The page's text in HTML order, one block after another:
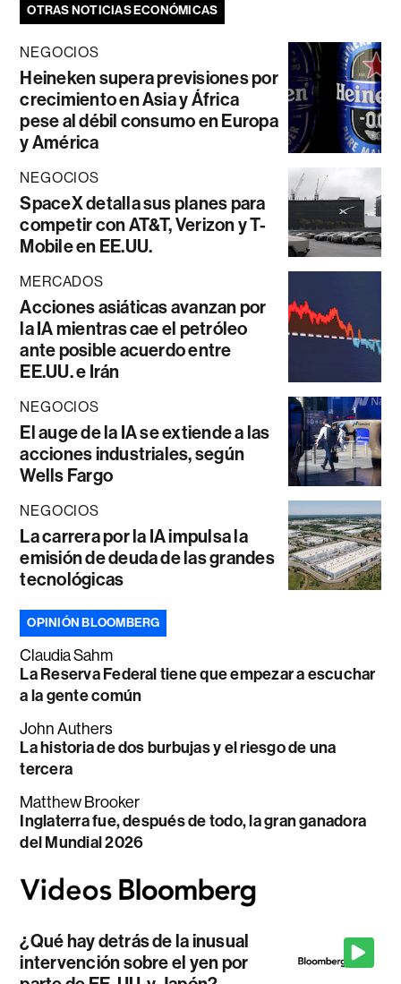
OTRAS NOTICIAS ECONÓMICAS
NEGOCIOS
Heineken supera previsiones por
crecimiento en Asia y África
pese al débil consumo en Europa
y América
NEGOCIOS
SpaceX detalla sus planes para
competir con AT&T, Verizon y T-
Mobile en EE.UU.
MERCADOS
Acciones asiáticas avanzan por
la IA mientras cae el petróleo
ante posible acuerdo entre
EE.UU. e Irán
NEGOCIOS
El auge de la IA se extiende a las
acciones industriales, según
Wells Fargo
NEGOCIOS
La carrera por la IA impulsa la
emisión de deuda de las grandes
tecnológicas
OPINIÓN BLOOMBERG
Claudia Sahm
La Reserva Federal tiene que empezar a escuchar
a la gente común
John Authers
La historia de dos burbujas y el riesgo de una
tercera
Matthew Brooker
Inglaterra fue, después de todo, la gran ganadora
del Mundial 2026
¿Qué hay detrás de la inusual
intervención sobre el yen por